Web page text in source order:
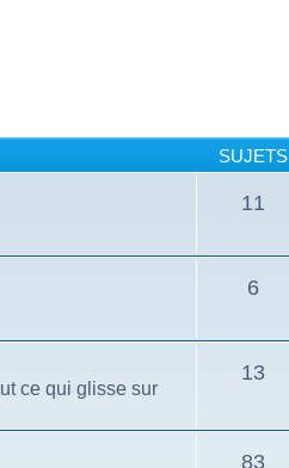
SUJETS
11
6
ce qui glisse sur
13
83